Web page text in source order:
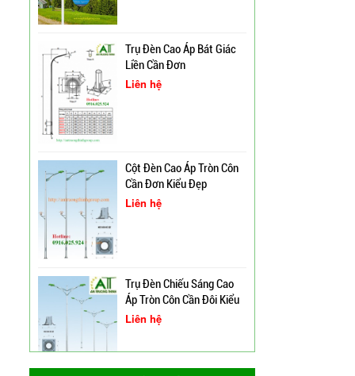
Trụ Đèn Cao Áp Bát Giác
Liền Cần Đơn
Liên hệ
Cột Đèn Cao Áp Tròn Côn
Cần Đơn Kiểu Đẹp
Liên hệ
Trụ Đèn Chiếu Sáng Cao
Áp Tròn Côn Cần Đôi Kiểu
K212
Liên hệ
Trụ Đèn Tín Hiệu Chớp
Vàng Năng Lượng Mặt
Trời Tại Bình Định
Cung Cấp Cột Đèn Chiếu
Sáng Cao Áp Tại TP. Tam
Kỳ
Xây Dựng Trung Tâm Quản
Lý Và Điều Hành Hệ Thống